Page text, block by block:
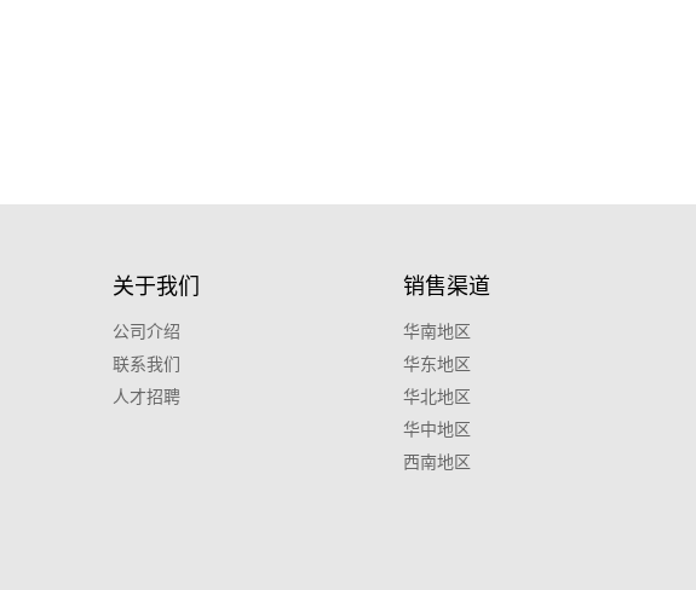
销售渠道
华南地区
华东地区
华北地区
华中地区
西南地区
关于我们
公司介绍
联系我们
人才招聘